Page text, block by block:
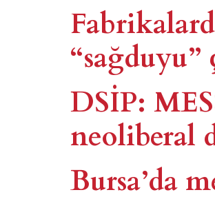
“sağduyu”
DSİP:
neoliberal
Bursa’da